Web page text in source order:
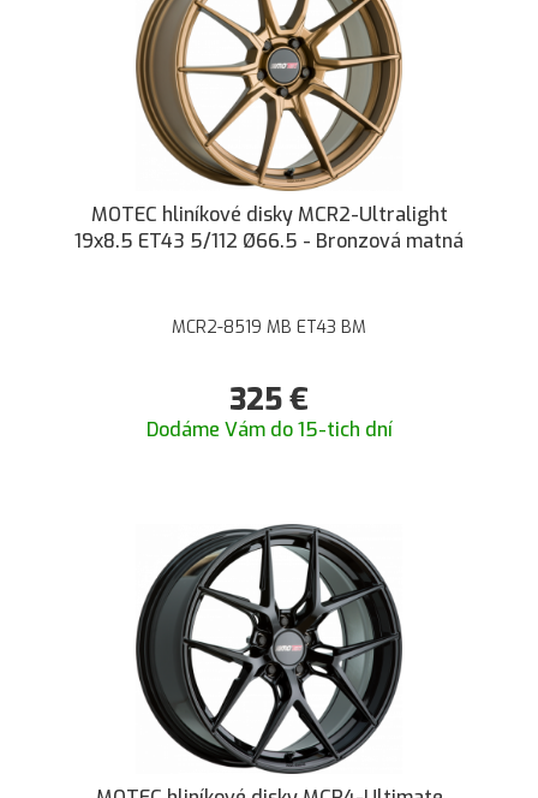
MOTEC hliníkové disky MCR2-Ultralight
19x8.5 ET43 5/112 Ø66.5 - Bronzová matná
MCR2-8519 MB ET43 BM
325€
Dodáme Vám do 15-tich dní